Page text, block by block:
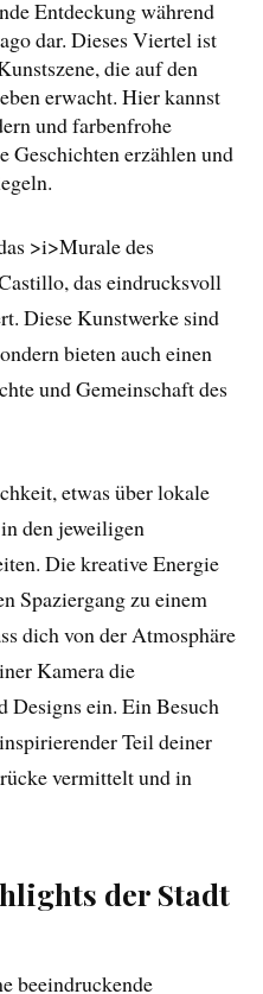
Entdeckung während
dar. Dieses Viertel ist
die auf den
erwacht. Hier kannst
und farbenfrohe
Geschichten erzählen und
>i>Murale des
das eindrucksvoll
Diese Kunstwerke sind
bieten auch einen
und Gemeinschaft des
etwas über lokale
den jeweiligen
Die kreative Energie
Spaziergang zu einem
dich von der Atmosphäre
Kamera die
Designs ein. Ein Besuch
Teil deiner
vermittelt und in
der Stadt
beeindruckende